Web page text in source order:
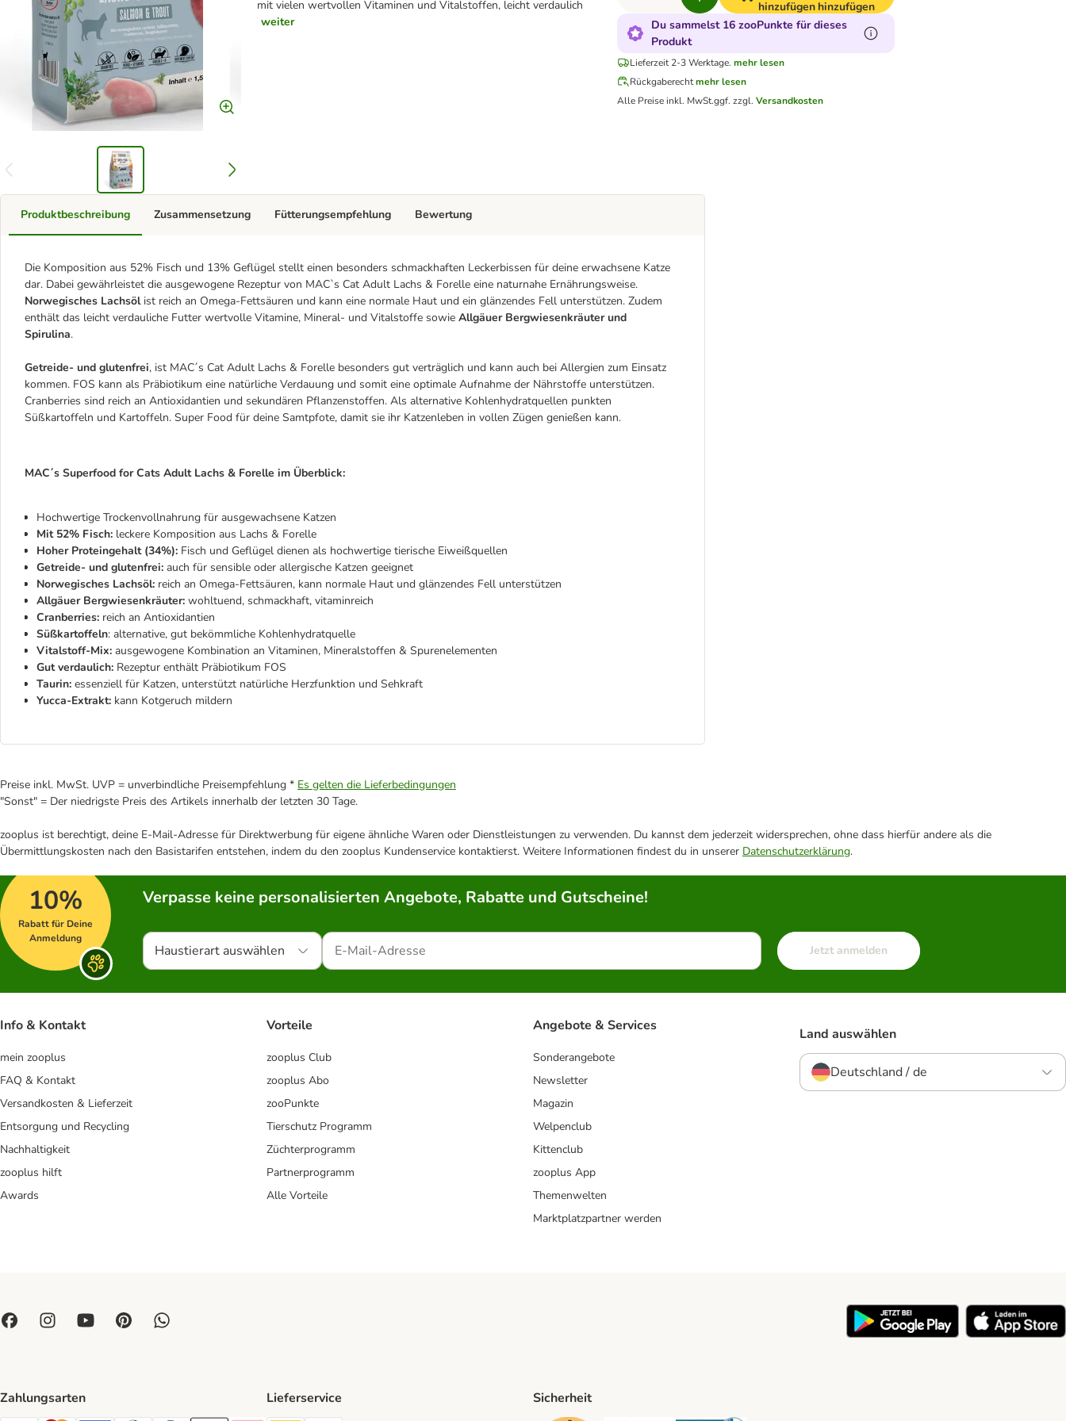
mit vielen wertvollen Vitaminen und Vitalstoffen, leicht verdaulich
weiter
hinzufügen hinzufügen
Du sammelst 16 zooPunkte für dieses
Produkt
Lieferzeit 2-3 Werktage. mehr lesen
Rückgaberechtmehr lesen
Alle Preise inkl. MwSt.ggf. zzgl. Versandkosten
Produktbeschreibung
Die Komposition aus 52% Fisch und 13% Geflügel stellt einen besonders schmackhaften Leckerbissen für deine erwachsene Katze
dar. Dabei gewährleistet die ausgewogene Rezeptur von MAC`s Cat Adult Lachs & Forelle eine naturnahe Ernährungsweise.
Norwegisches Lachsöl ist reich an Omega-Fettsäuren und kann eine normale Haut und ein glänzendes Fell unterstützen. Zudem
enthält das leicht verdauliche Futter wertvolle Vitamine, Mineral- und Vitalstoffe sowie Allgäuer Bergwiesenkräuter und
Spirulina.
Getreide- und glutenfrei, ist MAC´s Cat Adult Lachs & Forelle besonders gut verträglich und kann auch bei Allergien zum Einsatz
kommen. FOS kann als Präbiotikum eine natürliche Verdauung und somit eine optimale Aufnahme der Nährstoffe unterstützen.
Cranberries sind reich an Antioxidantien und sekundären Pflanzenstoffen. Als alternative Kohlenhydratquellen punkten
Süßkartoffeln und Kartoffeln. Super Food für deine Samtpfote, damit sie ihr Katzenleben in vollen Zügen genießen kann.
MAC´s Superfood for Cats Adult Lachs & Forelle im Überblick:
Hochwertige Trockenvollnahrung für ausgewachsene Katzen
Mit 52% Fisch: leckere Komposition aus Lachs & Forelle
Hoher Proteingehalt (34%): Fisch und Geflügel dienen als hochwertige tierische Eiweißquellen
Getreide- und glutenfrei: auch für sensible oder allergische Katzen geeignet
Norwegisches Lachsöl: reich an Omega-Fettsäuren, kann normale Haut und glänzendes Fell unterstützen
Allgäuer Bergwiesenkräuter: wohltuend, schmackhaft, vitaminreich
Cranberries: reich an Antioxidantien
Süßkartoffeln: alternative, gut bekömmliche Kohlenhydratquelle
Vitalstoff-Mix: ausgewogene Kombination an Vitaminen, Mineralstoffen & Spurenelementen
Gut verdaulich: Rezeptur enthält Präbiotikum FOS
Taurin: essenziell für Katzen, unterstützt natürliche Herzfunktion und Sehkraft
Yucca-Extrakt: kann Kotgeruch mildern
Zusammensetzung Fütterungsempfehlung Bewertung
Preise inkl. MwSt. UVP = unverbindliche Preisempfehlung * Es gelten die Lieferbedingungen
"Sonst" = Der niedrigste Preis des Artikels innerhalb der letzten 30 Tage.
zooplus ist berechtigt, deine E-Mail-Adresse für Direktwerbung für eigene ähnliche Waren oder Dienstleistungen zu verwenden. Du kannst dem jederzeit widersprechen, ohne dass hierfür andere als die
Übermittlungskosten nach den Basistarifen entstehen, indem du den zooplus Kundenservice kontaktierst. Weitere Informationen findest du in unserer Datenschutzerklärung.
10%
Rabatt für Deine
Anmeldung
Verpasse keine personalisierten Angebote, Rabatte und Gutscheine!
Haustierart auswählen Jetzt anmelden
Info & Kontakt
mein zooplus
FAQ & Kontakt
Versandkosten & Lieferzeit
Entsorgung und Recycling
Nachhaltigkeit
zooplus hilft
Awards
Vorteile
zooplus Club
zooplus Abo
zooPunkte
Tierschutz Programm
Züchterprogramm
Partnerprogramm
Alle Vorteile
Angebote & Services
Sonderangebote
Newsletter
Magazin
Welpenclub
Kittenclub
zooplus App
Themenwelten
Marktplatzpartner werden
Land auswählen
Deutschland / de
Zahlungsarten Lieferservice Sicherheit